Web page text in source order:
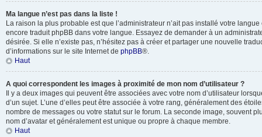
Ma langue n’est pas dans la liste !
La raison la plus probable est que l’administrateur n’ait pas installé votre
encore traduit phpBB dans votre langue. Essayez de demander à un
désirée. Si elle n’existe pas, n’hésitez pas à créer et partager une nouvelle
d’informations sur le site Internet de phpBB®.
Haut
A quoi correspondent les images à proximité de mon nom d’utilisateur ?
Il y a deux images qui peuvent être associées avec votre nom d’utilisateur
d’un sujet. L’une d’elles peut être associée à votre rang, généralement des
nombre de messages ou votre statut sur le forum. La seconde image, souvent
nom d’avatar et généralement est unique ou propre à chaque membre.
Haut